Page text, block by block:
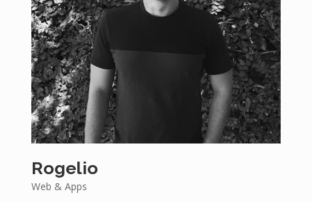
Rogelio
Web & Apps